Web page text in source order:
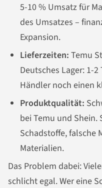
5-10 % Umsatz für
des Umsatzes –
Expansion.
Lieferzeiten: Temu
Deutsches Lager: 1-
Händler noch einen
Produktqualität:
bei Temu und
Schadstoffe, falsche
Materialien.
Das Problem dabei:
schlicht egal. Wer eine